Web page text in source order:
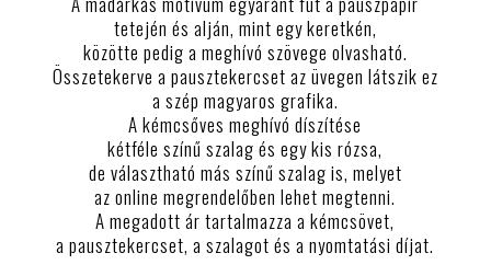
tetején és alján, mint egy keretkén,
közötte pedig a meghívó szövege olvasható.
Összetekerve a pausztekercset az üvegen látszik ez
a szép magyaros grafika.
A kémcsőves meghívó díszítése
kétféle színű szalag és egy kis rózsa,
de választható más színű szalag is, melyet
az online megrendelőben lehet megtenni.
A megadott ár tartalmazza a kémcsövet,
a pausztekercset, a szalagot és a nyomtatási díjat.